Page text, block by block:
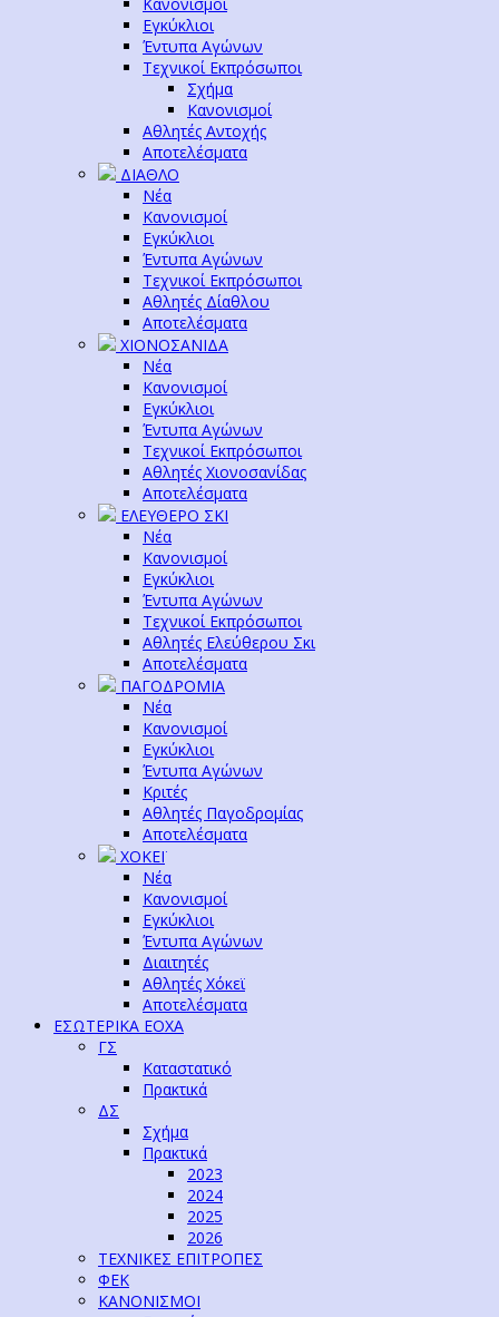
Εγκύκλιοι
Έντυπα Αγώνων
Τεχνικοί Εκπρόσωποι
Σχήμα
Κανονισμοί
Αθλητές Αντοχής
Αποτελέσματα
ΔΙΑΘΛΟ
Νέα
Κανονισμοί
Εγκύκλιοι
Έντυπα Αγώνων
Τεχνικοί Εκπρόσωποι
Αθλητές Δίαθλου
Αποτελέσματα
ΧΙΟΝΟΣΑΝΙΔΑ
Νέα
Κανονισμοί
Εγκύκλιοι
Έντυπα Αγώνων
Τεχνικοί Εκπρόσωποι
Αθλητές Χιονοσανίδας
Αποτελέσματα
ΕΛΕΥΘΕΡΟ ΣΚΙ
Νέα
Κανονισμοί
Εγκύκλιοι
Έντυπα Αγώνων
Τεχνικοί Εκπρόσωποι
Αθλητές Ελεύθερου Σκι
Αποτελέσματα
ΠΑΓΟΔΡΟΜΙΑ
Νέα
Κανονισμοί
Εγκύκλιοι
Έντυπα Αγώνων
Κριτές
Αθλητές Παγοδρομίας
Αποτελέσματα
ΧΟΚΕΪ
Νέα
Κανονισμοί
Εγκύκλιοι
Έντυπα Αγώνων
Διαιτητές
Αθλητές Χόκεϊ
Αποτελέσματα
ΕΣΩΤΕΡΙΚΑ ΕΟΧΑ
ΓΣ
Καταστατικό
Πρακτικά
ΔΣ
Σχήμα
Πρακτικά
2023
2024
2025
2026
ΤΕΧΝΙΚΕΣ ΕΠΙΤΡΟΠΕΣ
ΦΕΚ
ΚΑΝΟΝΙΣΜΟΙ